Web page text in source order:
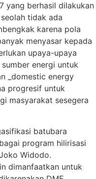
yang berhasil dilakukan
tidak ada
karena pola
menyasar kepada
upaya-upaya
energi untuk
_domestic energy
progresif untuk
masyarakat sesegera
batubara
program hilirisasi
Widodo.
dimanfaatkan untuk